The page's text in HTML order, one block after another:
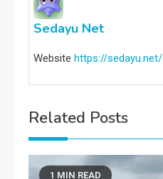
Sedayu Net
Website https://sedayu.net/
Related Posts
1 MIN READ